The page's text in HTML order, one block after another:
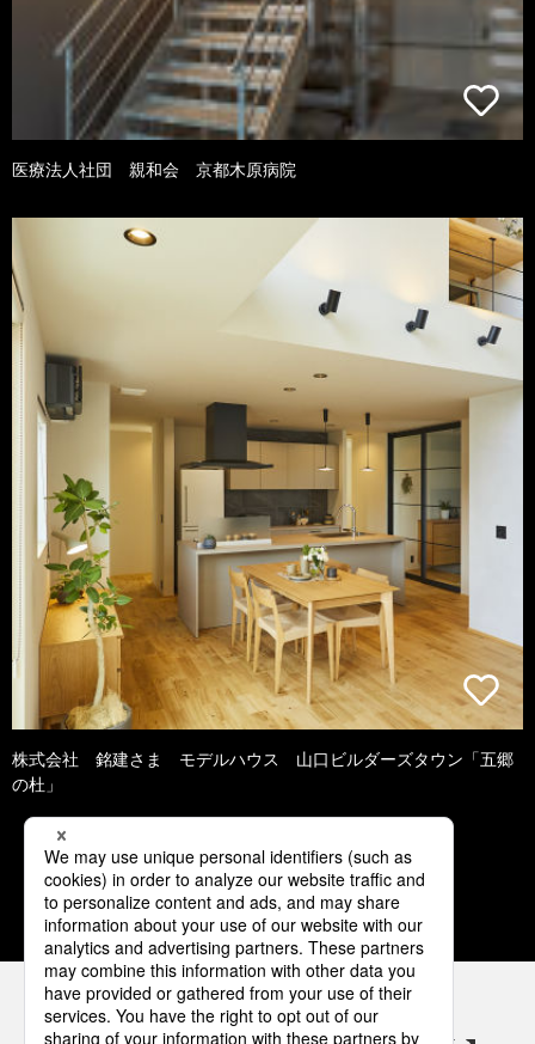
医療法人社団 親和会 京都木原病院
株式会社 銘建さま モデルハウス 山口ビルダーズタウン「五郷
の杜」
1 2 3 4 5
パナソニックの電気設備 SNSアカウント